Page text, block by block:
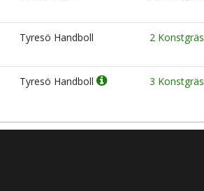
Tyresö Handboll 2 Konstgräs
Tyresö Handboll 3 Konstgräs